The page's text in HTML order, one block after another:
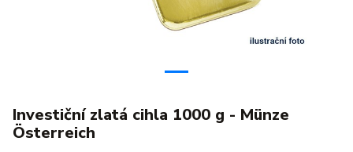
Investiční zlatá cihla 1000 g - Münze
Österreich